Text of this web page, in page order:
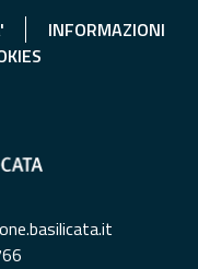
INFORMAZIONI